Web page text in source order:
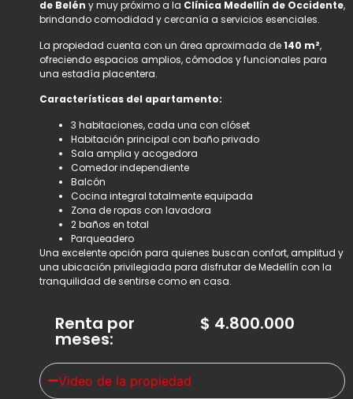
de Belén y muy próximo a la Clínica Medellín de Occidente,
brindando comodidad y cercanía a servicios esenciales.
La propiedad cuenta con un área aproximada de140 m²,
ofreciendo espacios amplios, cómodos y funcionales para
una estadía placentera.
Características del apartamento:
3 habitaciones, cada una con clóset
Habitación principal con baño privado
Sala amplia y acogedora
Comedor independiente
Balcón
Cocina integral totalmente equipada
Zona de ropas con lavadora
2 baños en total
Parqueadero
Una excelente opción para quienes buscan confort, amplitud y
una ubicación privilegiada para disfrutar de Medellín con la
tranquilidad de sentirse como en casa.
Renta por
meses:
$ 4.800.000
Video de la propiedad